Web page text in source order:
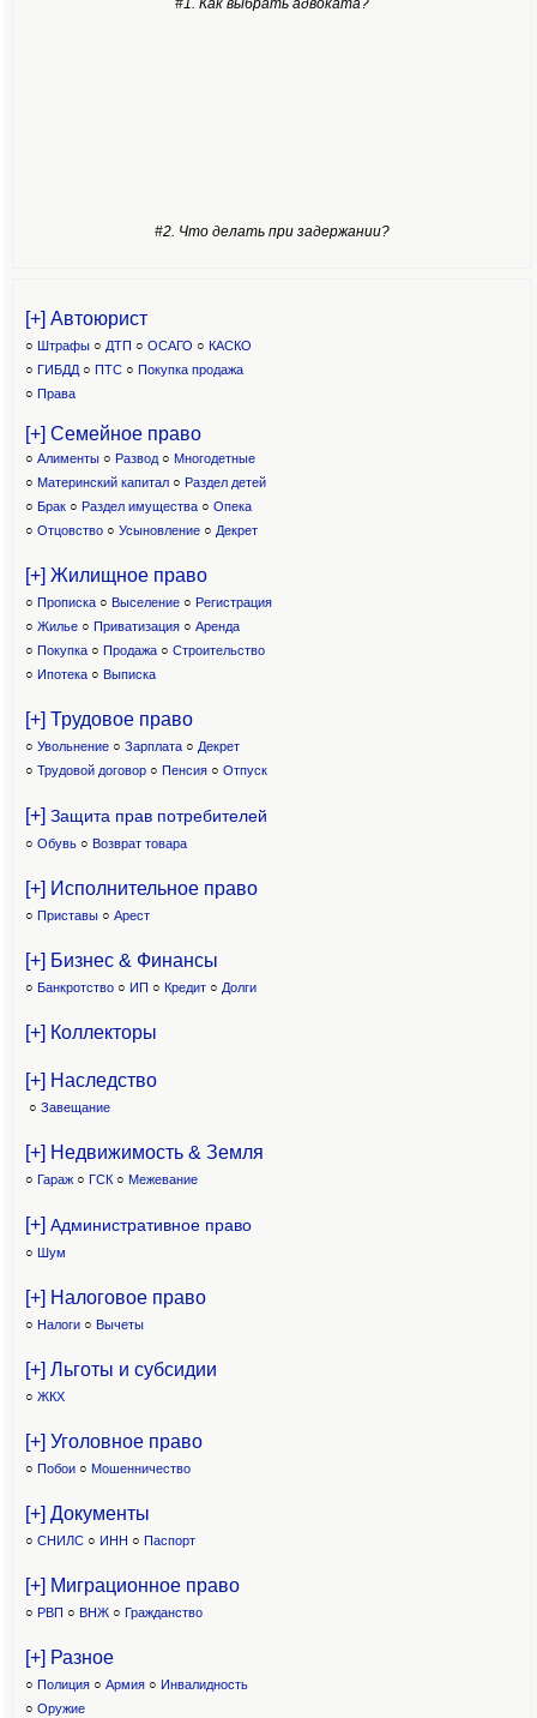
#2. Что делать при задержании?
[+] Автоюрист
○ Штрафы ○ ДТП ○ ОСАГО ○ КАСКО
○ ГИБДД ○ ПТС ○ Покупка продажа
○ Права
[+] Семейное право
○ Алименты ○ Развод ○ Многодетные
○ Материнский капитал○ Раздел детей
○ Брак ○ Раздел имущества ○ Опека
○ Отцовство○ Усыновление ○ Декрет
[+] Жилищное право
○ Прописка ○ Выселение ○ Регистрация
○ Жилье ○ Приватизация ○ Аренда
○ Покупка ○ Продажа ○ Строительство
○ Ипотека ○ Выписка
[+] Трудовое право
○ Увольнение ○ Зарплата ○ Декрет
○ Трудовой договор ○ Пенсия ○ Отпуск
[+] Защита прав потребителей
○ Обувь ○ Возврат товара
[+] Исполнительное право
○ Приставы ○ Арест
[+] Бизнес & Финансы
○ Банкротство ○ ИП ○ Кредит ○ Долги
[+] Коллекторы
[+] Наследство
○ Завещание
[+] Недвижимость & Земля
○ Гараж ○ ГСК ○ Межевание
[+] Административное право
○ Шум
[+] Налоговое право
○ Налоги ○ Вычеты
[+] Льготы и субсидии
○ ЖКХ
[+] Уголовное право
○ Побои ○ Мошенничество
[+] Документы
○ СНИЛС ○ ИНН ○ Паспорт
[+] Миграционное право
○ РВП ○ ВНЖ ○ Гражданство
[+] Разное
○ Полиция ○ Армия ○ Инвалидность
○ Оружие